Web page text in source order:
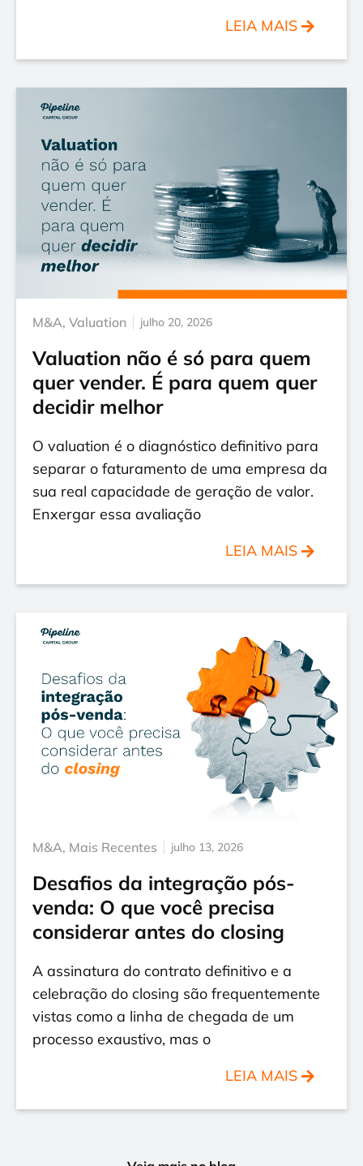
LEIA MAIS
M&A, Valuation julho 20, 2026
Valuation não é só para quem
quer vender. É para quem quer
decidir melhor
O valuation é o diagnóstico definitivo para
separar o faturamento de uma empresa da
sua real capacidade de geração de valor.
Enxergar essa avaliação
LEIA MAIS
M&A, Mais Recentes julho 13, 2026
Desafios da integração pós-
venda: O que você precisa
considerar antes do closing
A assinatura do contrato definitivo e a
celebração do closing são frequentemente
vistas como a linha de chegada de um
processo exaustivo, mas o
LEIA MAIS